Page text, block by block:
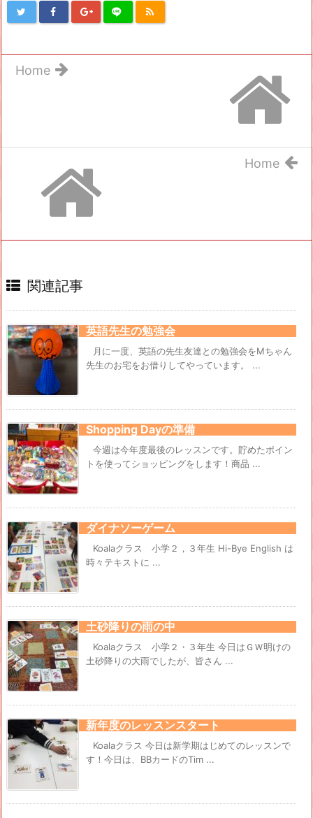
Home
Home
関連記事
英語先生の勉強会
月に一度、英語の先生友達との勉強会をMちゃん
先生のお宅をお借りしてやっています。 ...
Shopping Dayの準備
今週は今年度最後のレッスンです。貯めたポイン
トを使ってショッピングをします！商品 ...
ダイナソーゲーム
Koalaクラス 小学２，３年生 Hi-Bye English は
時々テキストに ...
土砂降りの雨の中
Koalaクラス 小学２・３年生 今日はＧＷ明けの
土砂降りの大雨でしたが、皆さん ...
新年度のレッスンスタート
Koalaクラス 今日は新学期はじめてのレッスンで
す！今日は、BBカードのTim ...